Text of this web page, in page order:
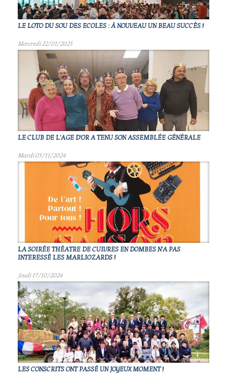
LE LOTO DU SOU DES ECOLES : À NOUVEAU UN BEAU SUCCÈS !
Mercredi 22/01/2025
LE CLUB DE L'AGE D'OR A TENU SON ASSEMBLÉE GÉNÉRALE
Mardi 05/11/2024
LA SOIRÉE THÉATRE DE CUIVRES EN DOMBES N'A PAS
INTERESSÉ LES MARLIOZARDS !
Jeudi 17/10/2024
LES CONSCRITS ONT PASSÉ UN JOYEUX MOMENT !